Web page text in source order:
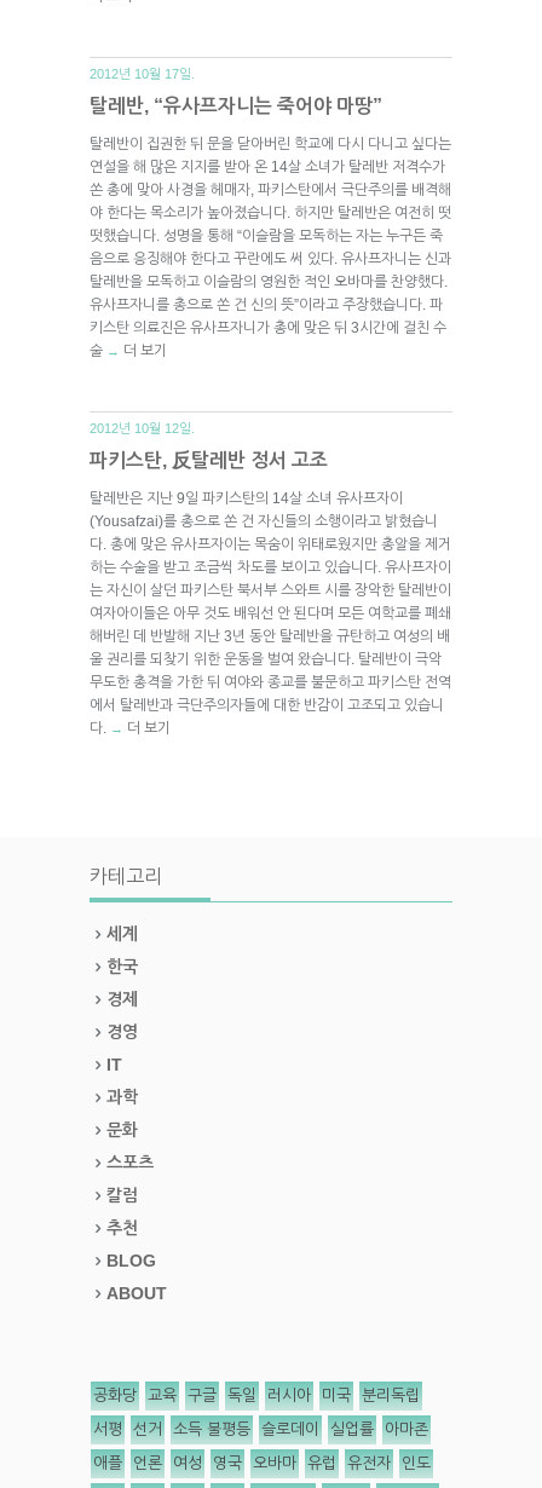
2012년 10월 17일.
탈레반, “유사프자니는 죽어야 마땅”
탈레반이 집권한 뒤 문을 닫아버린 학교에 다시 다니고 싶다는
연설을 해 많은 지지를 받아 온 14살 소녀가 탈레반 저격수가
쏜 총에 맞아 사경을 헤매자, 파키스탄에서 극단주의를 배격해
야 한다는 목소리가 높아졌습니다. 하지만 탈레반은 여전히 떳
떳했습니다. 성명을 통해 “이슬람을 모독하는 자는 누구든 죽
음으로 응징해야 한다고 꾸란에도 써 있다. 유사프자니는 신과
탈레반을 모독하고 이슬람의 영원한 적인 오바마를 찬양했다.
유사프자니를 총으로 쏜 건 신의 뜻”이라고 주장했습니다. 파
키스탄 의료진은 유사프자니가 총에 맞은 뒤 3시간에 걸친 수
술 → 더 보기
2012년 10월 12일.
파키스탄, 反탈레반 정서 고조
탈레반은 지난 9일 파키스탄의 14살 소녀 유사프자이
(Yousafzai)를 총으로 쏜 건 자신들의 소행이라고 밝혔습니
다. 총에 맞은 유사프자이는 목숨이 위태로웠지만 총알을 제거
하는 수술을 받고 조금씩 차도를 보이고 있습니다. 유사프자이
는 자신이 살던 파키스탄 북서부 스와트 시를 장악한 탈레반이
여자아이들은 아무 것도 배워선 안 된다며 모든 여학교를 폐쇄
해버린 데 반발해 지난 3년 동안 탈레반을 규탄하고 여성의 배
울 권리를 되찾기 위한 운동을 벌여 왔습니다. 탈레반이 극악
무도한 총격을 가한 뒤 여야와 종교를 불문하고 파키스탄 전역
에서 탈레반과 극단주의자들에 대한 반감이 고조되고 있습니
다.
→ 더 보기
카테고리
세계
한국
경제
경영
IT
과학
문화
스포츠
칼럼
추천
BLOG
ABOUT
공화당 교육 구글 독일 러시아 미국 분리독립
서평 선거 소득 불평등 슬로데이 실업률 아마존
애플 언론 여성 영국 오바마 유럽 유전자 인도